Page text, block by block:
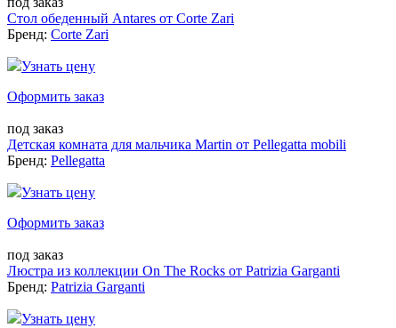
Стол обеденный Antares от Corte Zari
Бренд: Corte Zari
Узнать цену
Оформить заказ
под заказ
Детская комната для мальчика Martin от Pellegatta mobili
Бренд: Pellegatta
Узнать цену
Оформить заказ
под заказ
Люстра из коллекции On The Rocks от Patrizia Garganti
Бренд: Patrizia Garganti
Узнать цену